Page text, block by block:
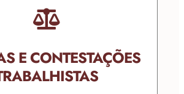
E CONTESTAÇÕES